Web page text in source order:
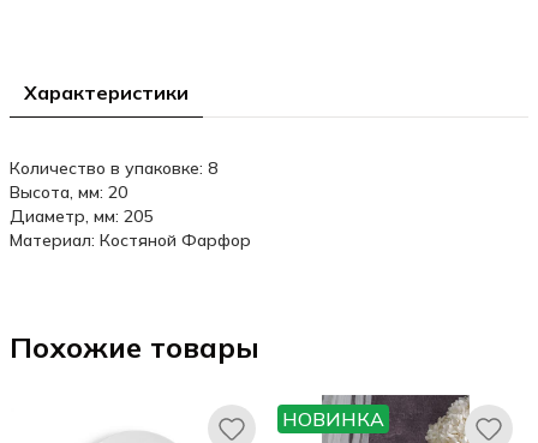
Характеристики
Количество в упаковке: 8
Высота, мм: 20
Диаметр, мм: 205
Материал: Костяной Фарфор
Похожие товары
НОВИНКА